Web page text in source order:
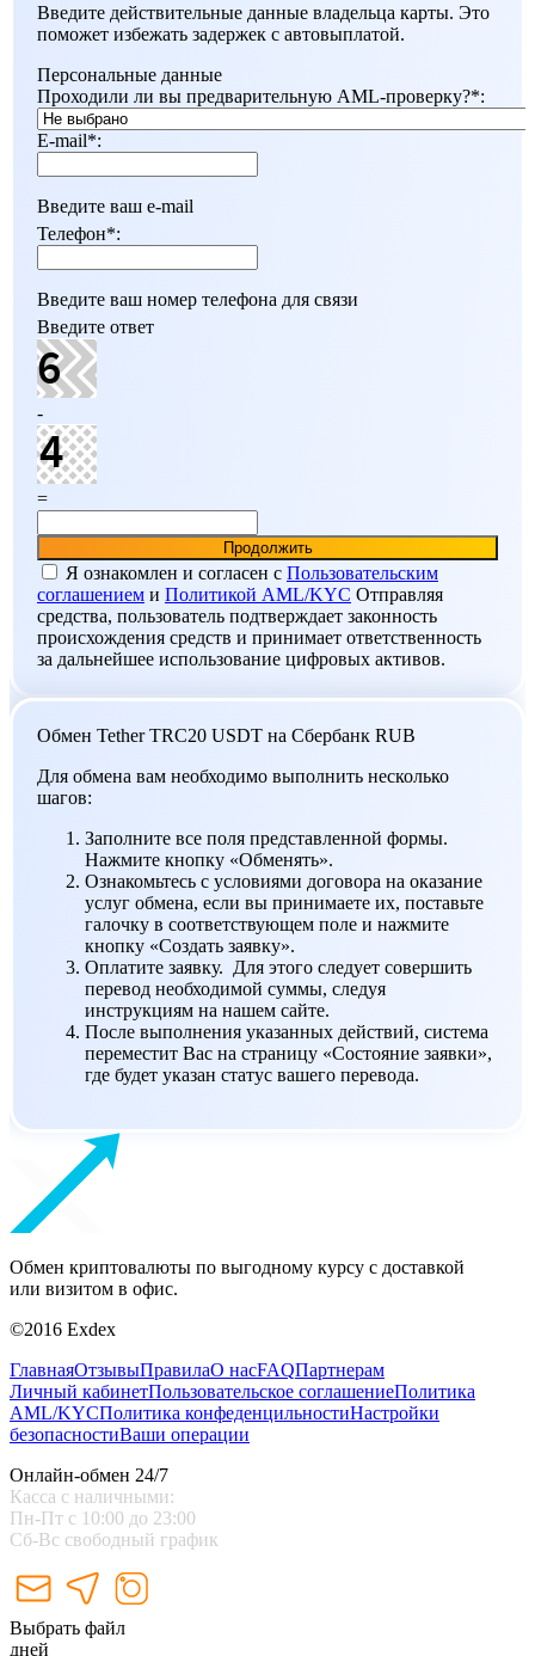
Введите действительные данные владельца карты. Это
поможет избежать задержек с автовыплатой.
Персональные данные
Проходили ли вы предварительную AML-проверку?*:
E-mail*:
Введите ваш e-mail
Телефон*:
Введите ваш номер телефона для связи
Введите ответ
-
=
Я ознакомлен и согласен c Пользовательским
соглашением и Политикой AML/KYC Отправляя
средства, пользователь подтверждает законность
происхождения средств и принимает ответственность
за дальнейшее использование цифровых активов.
Обмен Tether TRC20 USDT на Сбербанк RUB
Для обмена вам необходимо выполнить несколько
шагов:
Заполните все поля представленной формы.
Нажмите кнопку «Обменять».
Ознакомьтесь с условиями договора на оказание
услуг обмена, если вы принимаете их, поставьте
галочку в соответствующем поле и нажмите
кнопку «Создать заявку».
Оплатите заявку. Для этого следует совершить
перевод необходимой суммы, следуя
инструкциям на нашем сайте.
После выполнения указанных действий, система
переместит Вас на страницу «Состояние заявки»,
где будет указан статус вашего перевода.
Обмен криптовалюты по выгодному курсу с доставкой
или визитом в офис.
©2016 Exdex
ГлавнаяОтзывыПравилаО насFAQПартнерам
Личный кабинетПользовательское соглашениеПолитика
AML/KYCПолитика конфеденцильностиНастройки
безопасностиВаши операции
Онлайн-обмен 24/7
Касса с наличными:
Пн-Пт с 10:00 до 23:00
Сб-Вс свободный график
Выбрать файл
дней